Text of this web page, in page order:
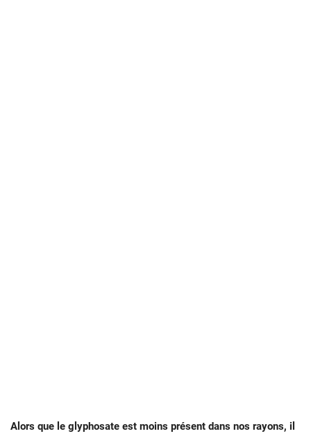
Alors que le glyphosate est moins présent dans nos rayons, il